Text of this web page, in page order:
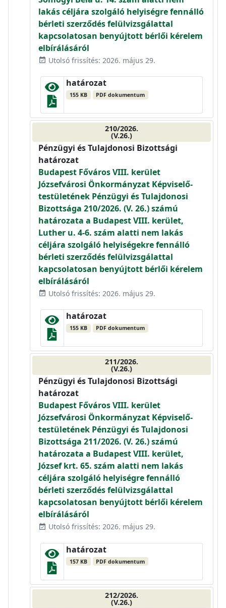
lakás céljára szolgáló helyiségre fennálló
bérleti szerződés felülvizsgálattal
kapcsolatosan benyújtott bérlői kérelem
elbírálásáról
event_available Utolsó frissítés: 2026. május 29.
határozat
155 KB PDF dokumentum
210/2026.
(V.26.)
Pénzügyi és Tulajdonosi Bizottsági
határozat
Budapest Főváros VIII. kerület
Józsefvárosi Önkormányzat Képviselő-
testületének Pénzügyi és Tulajdonosi
Bizottsága 210/2026. (V. 26.) számú
határozata a Budapest VIII. kerület,
Luther u. 4-6. szám alatti nem lakás
céljára szolgáló helyiségekre fennálló
bérleti szerződés felülvizsgálattal
kapcsolatosan benyújtott bérlői kérelem
elbírálásáról
event_available Utolsó frissítés: 2026. május 29.
határozat
155 KB PDF dokumentum
211/2026.
(V.26.)
Pénzügyi és Tulajdonosi Bizottsági
határozat
Budapest Főváros VIII. kerület
Józsefvárosi Önkormányzat Képviselő-
testületének Pénzügyi és Tulajdonosi
Bizottsága 211/2026. (V. 26.) számú
határozata a Budapest VIII. kerület,
József krt. 65. szám alatti nem lakás
céljára szolgáló helyiségre fennálló
bérleti szerződés felülvizsgálattal
kapcsolatosan benyújtott bérlői kérelem
elbírálásáról
event_available Utolsó frissítés: 2026. május 29.
határozat
157 KB PDF dokumentum
212/2026.
(V.26.)